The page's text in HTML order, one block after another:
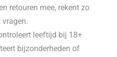
retouren mee, rekent zo
leeftijd bij 18+
bijzonderheden of